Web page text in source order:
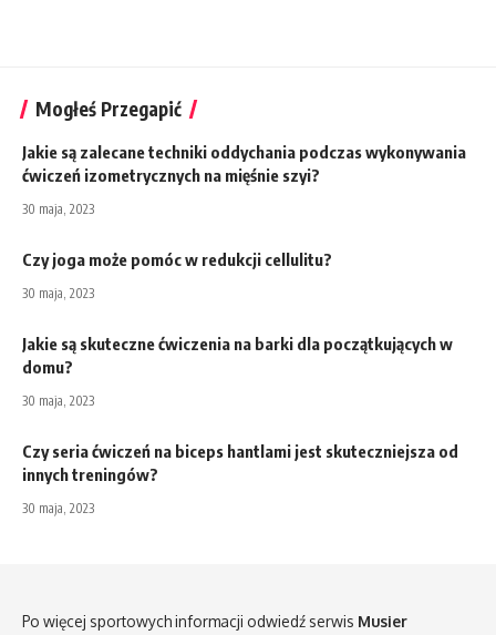
Mogłeś Przegapić
Jakie są zalecane techniki oddychania podczas wykonywania
ćwiczeń izometrycznych na mięśnie szyi?
30 maja, 2023
Czy joga może pomóc w redukcji cellulitu?
30 maja, 2023
Jakie są skuteczne ćwiczenia na barki dla początkujących w
domu?
30 maja, 2023
Czy seria ćwiczeń na biceps hantlami jest skuteczniejsza od
innych treningów?
30 maja, 2023
Po więcej sportowych informacji odwiedź serwis Musier